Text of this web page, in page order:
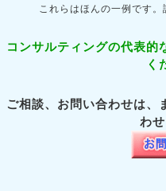
これらはほんの一例です。
コンサルティングの代表的
く
ご相談、お問い合わせは、
わ